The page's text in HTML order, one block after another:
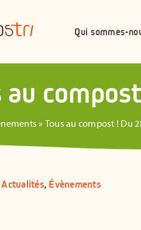
Qui sommes-
au
» Tous au compost ! Du
Actualités, Évènements